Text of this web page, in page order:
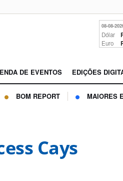
08-08-
Dólar
Euro
DE EVENTOS EDIÇÕES
BOM REPORT MAIORES
Cays